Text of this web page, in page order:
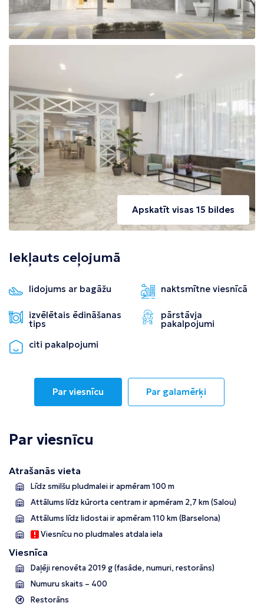
Apskatīt visas 15 bildes
Iekļauts ceļojumā
lidojums ar bagāžu naktsmītne viesnīcā
izvēlētais ēdināšanas
tips
pārstāvja
pakalpojumi
citi pakalpojumi
Par viesnīcu Par galamērķi
Par viesnīcu
Atrašanās vieta
Līdz smilšu pludmalei ir apmēram 100 m
Attālums līdz kūrorta centram ir apmēram 2,7 km (Salou)
Attālums līdz lidostai ir apmēram 110 km (Barselona)
Viesnīcu no pludmales atdala iela
Viesnīca
Daļēji renovēta 2019 g(fasāde, numuri, restorāns)
Numuru skaits – 400
Restorāns